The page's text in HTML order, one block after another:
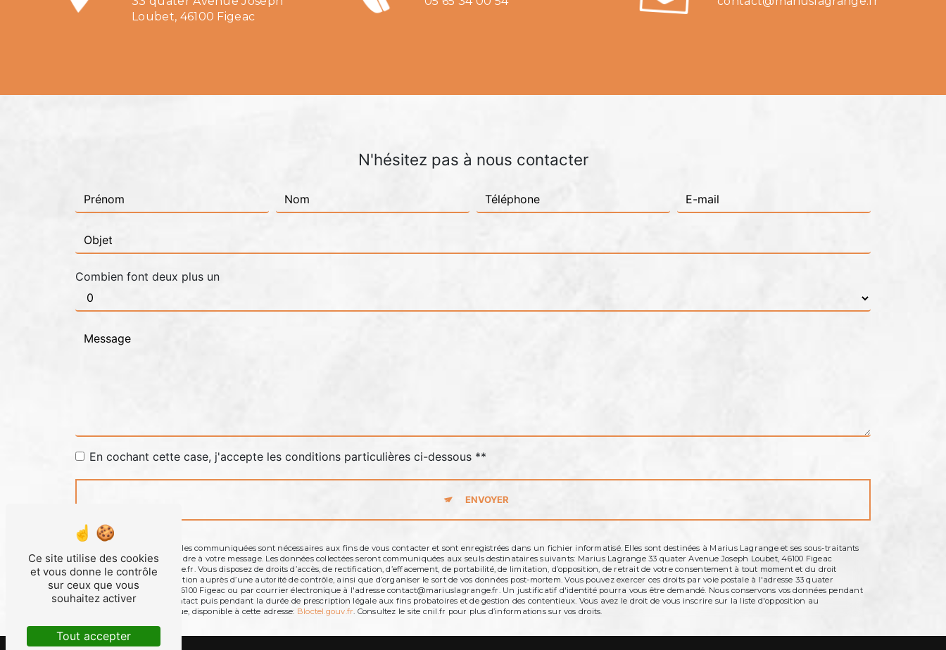
Loubet, 46100 Figeac
N'hésitez pas à nous contacter
Combien font deux plus un
En cochant cette case, j'accepte les conditions particulières ci-dessous **
ENVOYER
** Les données personnelles communiquées sont nécessaires aux fins de vous contacter et sont enregistrées dans un fichier informatisé. Elles sont destinées à Marius Lagrange et ses sous-traitants
dans le seul but de répondre à votre message. Les données collectées seront communiquées aux seuls destinataires suivants: Marius Lagrange 33 quater Avenue Joseph Loubet, 46100 Figeac
contact@mariuslagrange.fr. Vous disposez de droits d’accès, de rectification, d’effacement, de portabilité, de limitation, d’opposition, de retrait de votre consentement à tout moment et du droit
d’introduire une réclamation auprès d’une autorité de contrôle, ainsi que d’organiser le sort de vos données post-mortem. Vous pouvez exercer ces droits par voie postale à l'adresse 33 quater
Avenue Joseph Loubet, 46100 Figeac ou par courrier électronique à l'adresse contact@mariuslagrange.fr. Un justificatif d'identité pourra vous être demandé. Nous conservons vos données pendant
la période de prise de contact puis pendant la durée de prescription légale aux fins probatoires et de gestion des contentieux. Vous avez le droit de vous inscrire sur la liste d'opposition au
démarchage téléphonique, disponible à cette adresse: Bloctel.gouv.fr. Consultez le site cnil.fr pour plus d’informations sur vos droits.
Ce site utilise des cookies
et vous donne le contrôle
sur ceux que vous
souhaitez activer
Tout accepter